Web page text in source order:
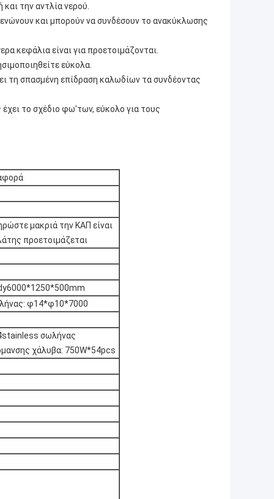
την αντλία νερού.
και μπορούν να συνδέσουν το ανακύκλωσης
κεφάλια είναι για προετοιμάζονται.
εύκολα.
τη σπασμένη επίδραση καλωδίων τα συνδέοντας
το σχέδιο φω'των, εύκολο για τους
μακριά την ΚΑΠ είναι
προετοιμάζεται
φ14*φ10*7000
σωλήνας
χάλυβα: 750W*54pcs